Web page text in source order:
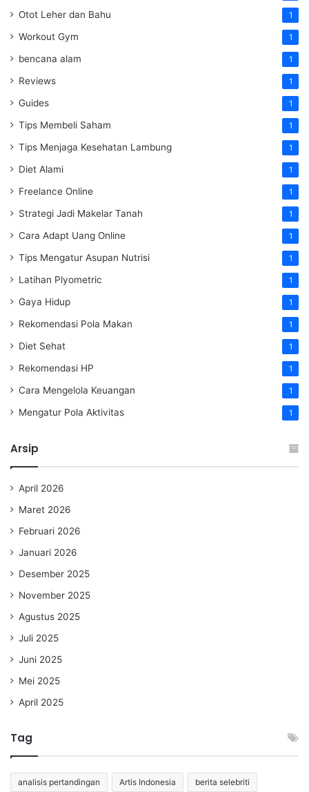
Otot Leher dan Bahu 1
Workout Gym 1
bencana alam 1
Reviews 1
Guides 1
Tips Membeli Saham 1
Tips Menjaga Kesehatan Lambung 1
Diet Alami 1
Freelance Online 1
Strategi Jadi Makelar Tanah 1
Cara Adapt Uang Online 1
Tips Mengatur Asupan Nutrisi 1
Latihan Plyometric 1
Gaya Hidup 1
Rekomendasi Pola Makan 1
Diet Sehat 1
Rekomendasi HP 1
Cara Mengelola Keuangan 1
Mengatur Pola Aktivitas 1
Arsip
April 2026
Maret 2026
Februari 2026
Januari 2026
Desember 2025
November 2025
Agustus 2025
Juli 2025
Juni 2025
Mei 2025
April 2025
Tag
analisis pertandingan Artis Indonesia berita selebriti